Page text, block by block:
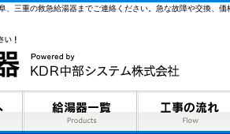
、三重の救急給湯器までご連絡ください。急な故障や交換、